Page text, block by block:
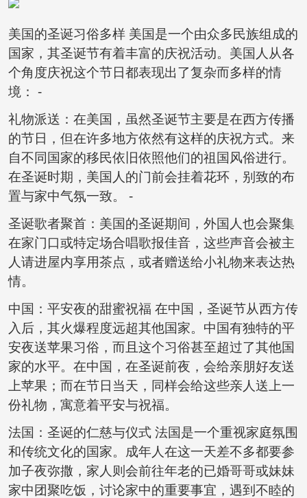
美国的圣诞习俗多样 美国是一个由众多民族组成的
国家，其圣诞节有着丰富的庆祝活动。美国人从各
个角度庆祝这个节日都表现出了复杂而多样的情
境： -
礼物派送：在美国，虽然圣诞节主要是在西方传播
的节日，但在许多地方依然有这样的庆祝方式。来
自不同国家的移民依旧依照他们的祖国风俗进行。
在圣诞时期，美国人的门前会挂着花环，别致的布
置与家中气氛一致。 -
圣诞歌者聚首：美国的圣诞期间，外国人也会聚集
在家门口或特定场合唱歌报佳音，这些声音会被主
人请进屋内享用茶点，或者赠送给小礼物来表达热
情。
中国：平安夜的甜蜜祝福 在中国，圣诞节从西方传
入后，其火爆程度远超其他国家。中国有独特的平
安夜送苹果习俗，而且这个习俗甚至超过了其他国
家的水平。在中国，在圣诞前夜，会给亲朋好友送
上苹果；而在节日当天，同样会给这些亲人送上一
份礼物，寓意着平安与祝福。
法国：圣诞的仁慈与仪式 法国是一个重视家庭氛围
和传统文化的国家。成年人在这一天差不多都要参
加子夜弥撒，家人则会前往年老的已婚哥哥或妹妹
家中团聚吃饭，讨论家中的重要事宜，遇到不睦的